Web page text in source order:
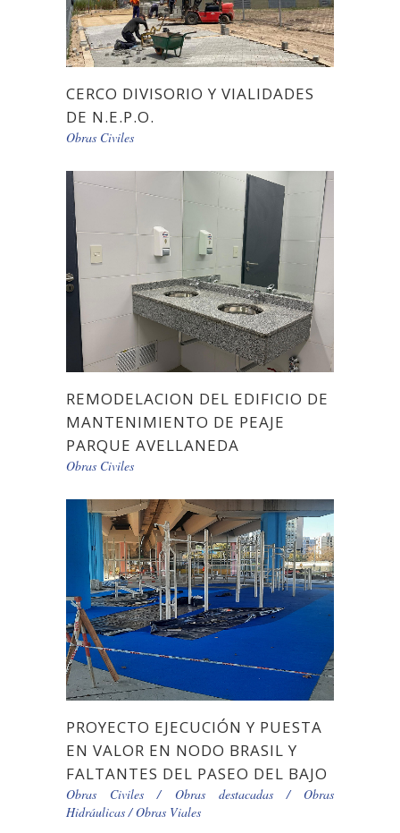
CERCO DIVISORIO Y VIALIDADES
DE N.E.P.O.
Obras Civiles
REMODELACION DEL EDIFICIO DE
MANTENIMIENTO DE PEAJE
PARQUE AVELLANEDA
Obras Civiles
PROYECTO EJECUCIÓN Y PUESTA
EN VALOR EN NODO BRASIL Y
FALTANTES DEL PASEO DEL BAJO
Obras Civiles / Obras destacadas/Obras
Hidráulicas/Obras Viales